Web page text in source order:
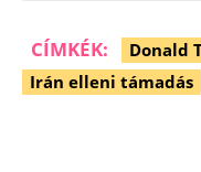
CÍMKÉK: Donald
Irán elleni támadás